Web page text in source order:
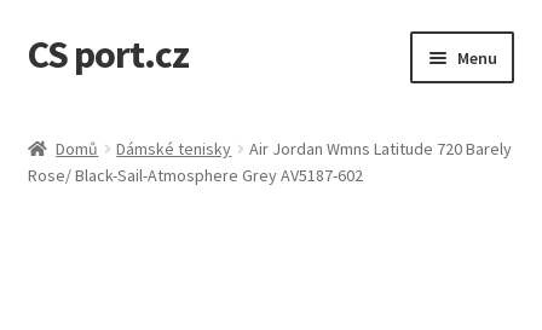
Přeskočit
na
Přejít
k
webu
CS port.cz Menu
Doprava a doba dodání
Domů Dámské tenisky
Air Jordan Wmns Latitude 720 Barely
Rose/ Black-Sail-Atmosphere Grey AV5187-602